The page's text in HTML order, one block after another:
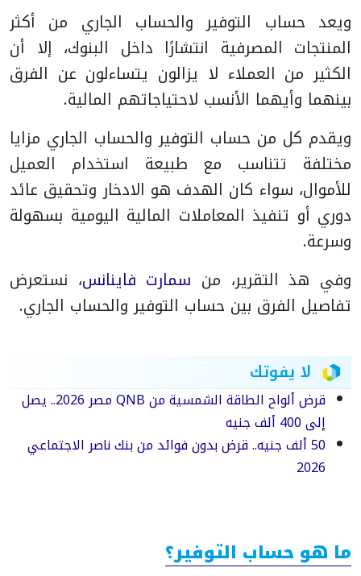
ويعد حساب التوفير والحساب الجاري من أكثر
المنتجات المصرفية انتشارًا داخل البنوك، إلا أن
الكثير من العملاء لا يزالون يتساءلون عن الفرق
بينهما وأيهما الأنسب لاحتياجاتهم المالية.
ويقدم كل من حساب التوفير والحساب الجاري مزايا
مختلفة تتناسب مع طبيعة استخدام العميل
للأموال، سواء كان الهدف هو الادخار وتحقيق عائد
دوري أو تنفيذ المعاملات المالية اليومية بسهولة
وسرعة.
وفي هذ التقرير، من سمارت فاينانس، نستعرض
تفاصيل الفرق بين حساب التوفير والحساب الجاري.
لا يفوتك
قرض ألواح الطاقة الشمسية من QNB مصر 2026.. يصل
إلى 400 ألف جنيه
50 ألف جنيه.. قرض بدون فوائد من بنك ناصر الاجتماعي
2026
ما هو حساب التوفير؟